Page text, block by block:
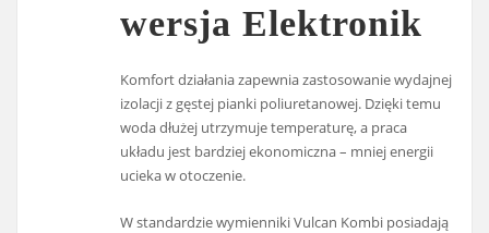
wersja Elektronik
Komfort działania zapewnia zastosowanie wydajnej
izolacji z gęstej pianki poliuretanowej. Dzięki temu
woda dłużej utrzymuje temperaturę, a praca
układu jest bardziej ekonomiczna – mniej energii
ucieka w otoczenie.
W standardzie wymienniki Vulcan Kombi posiadają